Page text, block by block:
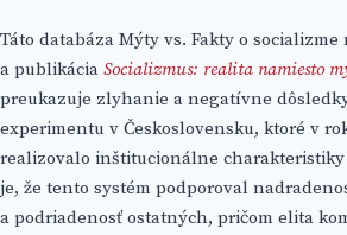
Táto databáza Mýty vs. Fakty o socializme
a publikácia Socializmus: realita namiesto
preukazuje zlyhanie a negatívne
experimentu v Československu, ktoré v
realizovalo inštitucionálne charakteristiky
je, že tento systém podporoval
a podriadenosť ostatných, pričom elita